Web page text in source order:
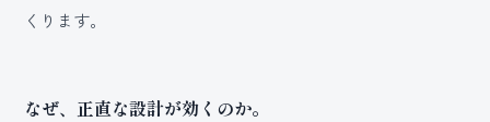
くります。
なぜ、正直な設計が効くのか。